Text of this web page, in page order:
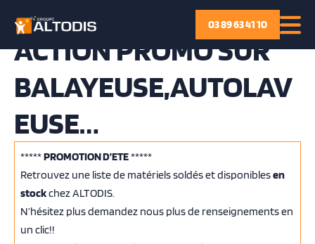
03 89 63 41 10
P
a
s
u
ACTION PROMO SUR
BALAYEUSE,AUTOLAV
EUSE…
*****PROMOTION D’ETE*****
Retrouvez une liste de matériels soldés et disponiblesen
stockchez ALTODIS.
N’hésitez plus demandez nous plus de renseignements en
un clic!!